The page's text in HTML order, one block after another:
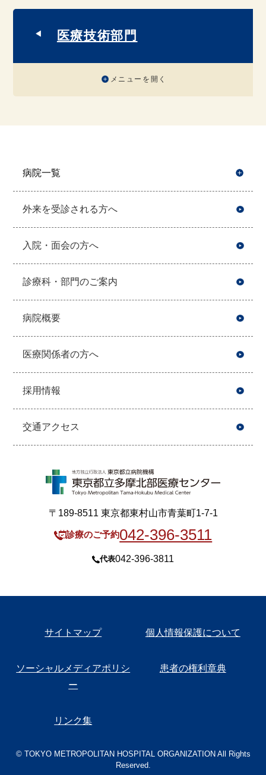
医療技術部門
メニューを開く
病院一覧
外来を受診される方へ
入院・面会の方へ
診療科・部門のご案内
病院概要
医療関係者の方へ
採用情報
交通アクセス
〒189-8511 東京都東村山市青葉町1-7-1
診療のご予約042-396-3511
代表042-396-3811
サイトマップ 個人情報保護について
ソーシャルメディアポリシ
ー
患者の権利章典
リンク集
© TOKYO METROPOLITAN HOSPITAL ORGANIZATION All Rights
Reserved.